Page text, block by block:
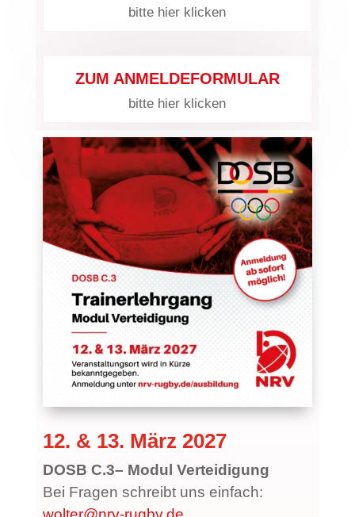
bitte hier klicken
ZUM ANMELDEFORMULAR
bitte hier klicken
12. & 13. März 2027
DOSB C.3– Modul Verteidigung
Bei Fragen schreibt uns einfach: